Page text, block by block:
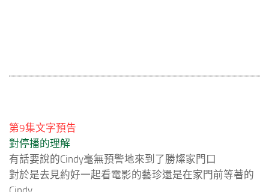
第9集文字預告
對停播的理解
有話要說的Cindy毫無預警地來到了勝燦家門口
對於是去見約好一起看電影的藝珍還是在家門前等著的